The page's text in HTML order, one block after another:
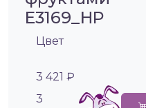
E3169_HP
Цвет
3 421 ₽
3